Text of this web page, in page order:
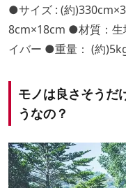
●サイズ : (約
8cm×18cm ●材質：生
イバー ●重量： (約
モノは良さそうだ
うなの？